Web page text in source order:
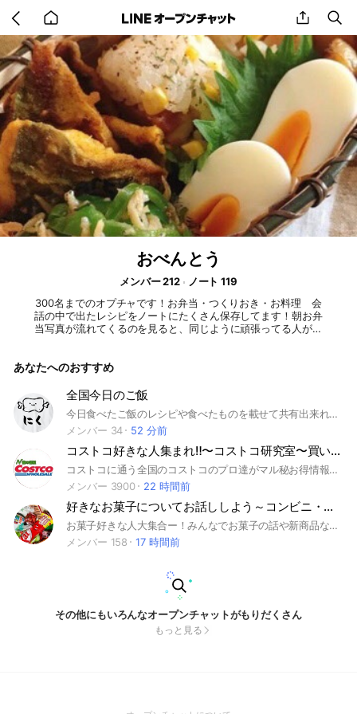
back
to
home
share
おべんとう
メンバー 212
ノート 119
300名までのオプチャです！お弁当・つくりおき・お料理 会
話の中で出たレシピをノートにたくさん保存してます！朝お弁
当写真が流れてくるのを見ると、同じように頑張ってる人が居
をお待ちください🙌 みなさんが安心して楽しめるよう規約を
♪ 管理人 いと
あなたへのおすすめ
全国今日のご飯
今日食べたご飯のレシピや食べたものを載せて共有出来ればと思ってまーす #北海道#レシピ#食べ物屋さん #北海道の人多めにです #全国
メンバー 34
52 分前
コストコ好きな人集まれ‼️〜コストコ研究室〜買い物・お得情報
コストコに通う全国のコストコのプロ達がマル秘お得情報などを紹介するグループです‼️
メンバー 3900
22 時間前
好きなお菓子についてお話ししよう～コンビニ・スーパー・通販・お取り寄せ～
お菓子好きな人大集合ー！みんなでお菓子の話や新商品などの情報を交換しませんか？アイスやスイーツもOKです☆ 入室後の挨拶は不要ですのでお気軽に ご参加下さい♪ #お菓子#アイス#スイーツ#デザート#コンビニ#お取り寄せ#ご当地
メンバー 158
17 時間前
その他にもいろんなオープンチャットがもりだくさん
もっと見る